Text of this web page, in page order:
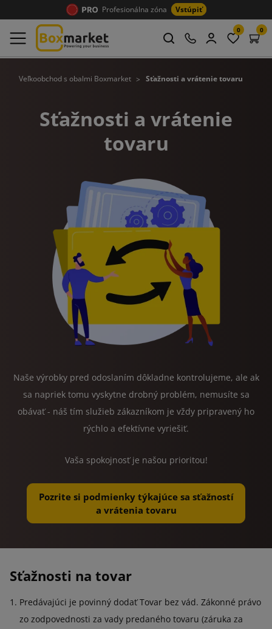
Profesionálna zóna Vstúpiť
0 0
Veľkoobchod s obalmi Boxmarket Sťažnosti a vrátenie tovaru
Sťažnosti a vrátenie
tovaru
Naše výrobky pred odoslaním dôkladne kontrolujeme, ale ak
sa napriek tomu vyskytne drobný problém, nemusíte sa
obávať - náš tím služieb zákazníkom je vždy pripravený ho
rýchlo a efektívne vyriešiť.
Vaša spokojnosť je našou prioritou!
Pozrite si podmienky týkajúce sa sťažností
a vrátenia tovaru
Sťažnosti na tovar
Predávajúci je povinný dodať Tovar bez vád. Zákonné právo
zo zodpovednosti za vady predaného tovaru (záruka za